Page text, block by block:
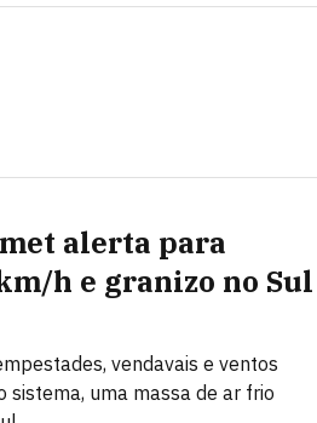
alerta para
h e granizo no Sul
vendavais e ventos
sistema, uma massa de ar frio